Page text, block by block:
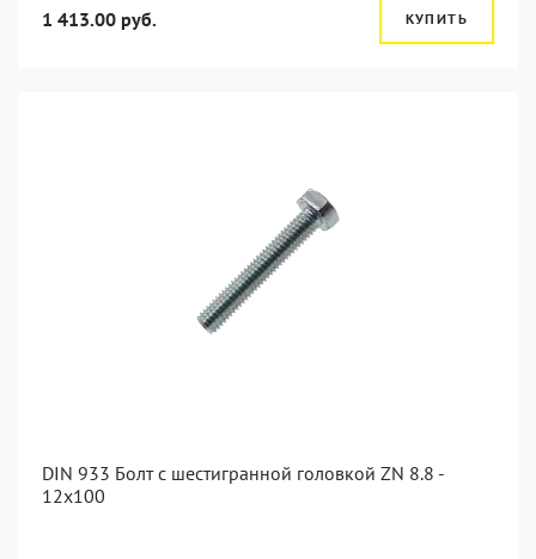
1 413.00 руб. КУПИТЬ
DIN 933 Болт с шестигранной головкой ZN 8.8 -
12x100